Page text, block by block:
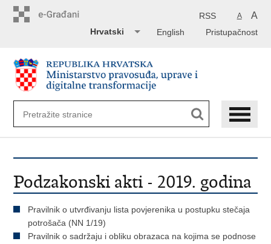
A A
RSS
Pristupačnost
English
Hrvatski
Podzakonski akti - 2019. godina
Pravilnik o utvrđivanju lista povjerenika u postupku stečaja
potrošača (NN 1/19)
Pravilnik o sadržaju i obliku obrazaca na kojima se podnose